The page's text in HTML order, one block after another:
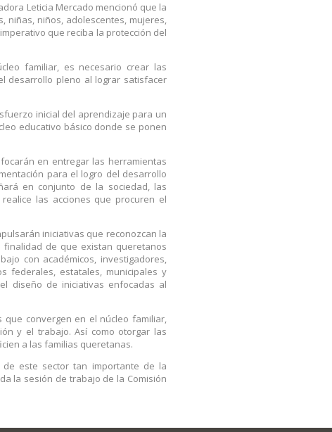
Leticia Mercado mencionó que la
niñas, niños, adolescentes, mujeres,
que reciba la protección del
familiar, es necesario crear las
desarrollo pleno al lograr satisfacer
inicial del aprendizaje para un
educativo básico donde se ponen
en entregar las herramientas
para el logro del desarrollo
en conjunto de la sociedad, las
las acciones que procuren el
iniciativas que reconozcan la
de que existan queretanos
con académicos, investigadores,
federales, estatales, municipales y
diseño de iniciativas enfocadas al
que convergen en el núcleo familiar,
y el trabajo. Así como otorgar las
a las familias queretanas.
este sector tan importante de la
la sesión de trabajo de la Comisión